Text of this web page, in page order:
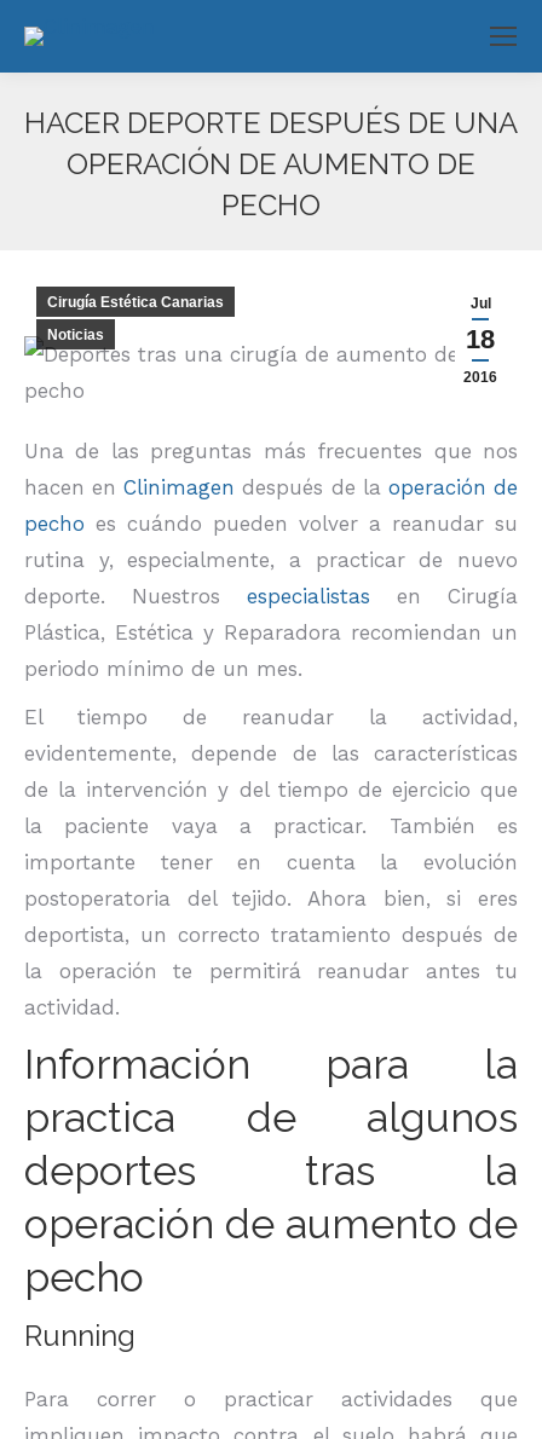
HACER DEPORTE DESPUÉS DE UNA
OPERACIÓN DE AUMENTO DE
PECHO
Jul
18
2016
Cirugía Estética Canarias
Noticias
Una de las preguntas más frecuentes que nos
hacen enClinimagen después de la operación de
pecho es cuándo pueden volver a reanudar su
rutina y, especialmente, a practicar de nuevo
deporte. Nuestros especialistas en Cirugía
Plástica, Estética y Reparadora recomiendan un
periodo mínimo de un mes.
El tiempo de reanudar la actividad,
evidentemente, depende de las características
de la intervención y del tiempo de ejercicio que
la paciente vaya a practicar. También es
importante tener en cuenta la evolución
postoperatoria del tejido. Ahora bien, si eres
deportista, un correcto tratamiento después de
la operación te permitirá reanudar antes tu
actividad.
Información para la
practica de algunos
deportes tras la
operación de aumento de
pecho
Running
Para correr o practicar actividades que